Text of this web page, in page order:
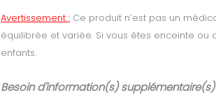
Avertissement : Ce produit n’est pas un
équilibrée et variée. Si vous êtes enceinte ou
enfants.
Besoin d'information(s)